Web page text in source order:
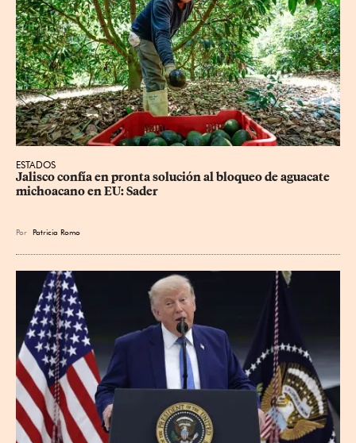
ESTADOS
Jalisco confía en pronta solución al bloqueo de aguacate
michoacano en EU: Sader
Por Patricia Romo